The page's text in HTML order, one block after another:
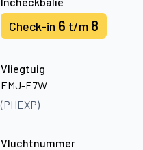
Check-in 6 t/m 8
Vliegtuig
EMJ-E7W
(PHEXP)
Vluchtnummer